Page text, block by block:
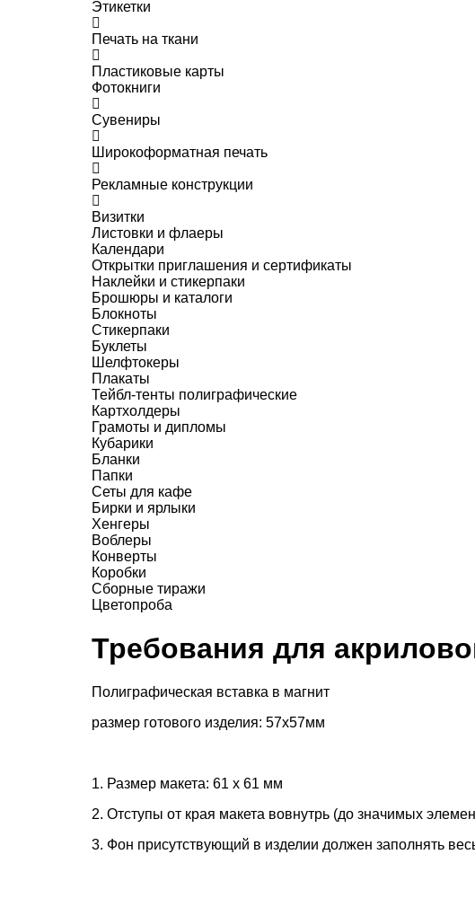
Этикетки
Печать на ткани
Пластиковые карты
Фотокниги
Сувениры
Широкоформатная печать
Рекламные конструкции
Визитки
Листовки и флаеры
Календари
Открытки приглашения и сертификаты
Наклейки и стикерпаки
Брошюры и каталоги
Блокноты
Стикерпаки
Буклеты
Шелфтокеры
Плакаты
Тейбл-тенты полиграфические
Картхолдеры
Грамоты и дипломы
Кубарики
Бланки
Папки
Сеты для кафе
Бирки и ярлыки
Хенгеры
Воблеры
Конверты
Коробки
Сборные тиражи
Цветопроба
Требования для
Полиграфическая вставка в магнит
размер готового изделия: 57х57мм
1. Размер макета: 61 х 61 мм
2. Отступы от края макета вовнутрь (до значимых
3. Фон присутствующий в изделии должен заполнять